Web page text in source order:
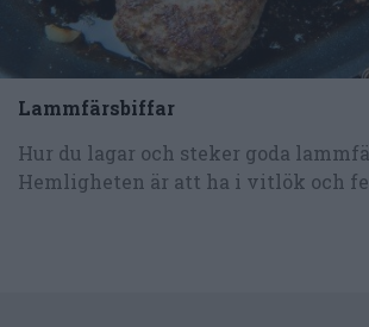
Lammfärsbiffar
Hur du lagar och steker goda
Hemligheten är att ha i vitlök och